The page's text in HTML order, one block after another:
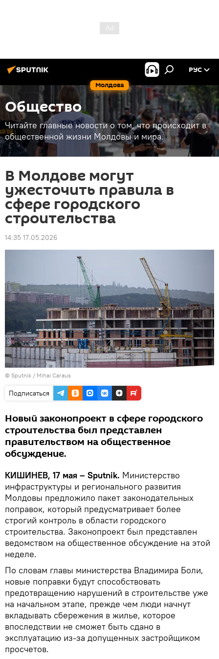
Молдова
РУС
Общество
Читайте главные новости о том, что происходит в
общественной жизни Молдовы и мира.
В Молдове могут
ужесточить правила в
сфере городского
строительства
14:35 17.05.2026
© Sputnik / Mihai Caraus
Подписаться
Новый законопроект в сфере городского
строительства был представлен
правительством на общественное
обсуждение.
КИШИНЕВ, 17 мая – Sputnik. Министерство
инфраструктуры и регионального развития
Молдовы предложило пакет законодательных
поправок, который предусматривает более
строгий контроль в области городского
строительства. Законопроект был представлен
ведомством на общественное обсуждение на этой
неделе.
По словам главы министерства Владимира Боли,
новые поправки будут способствовать
предотвращению нарушений в строительстве уже
на начальном этапе, прежде чем люди начнут
вкладывать сбережения в жилье, которое
впоследствии не сможет быть сдано в
эксплуатацию из-за допущенных застройщиком
просчетов.